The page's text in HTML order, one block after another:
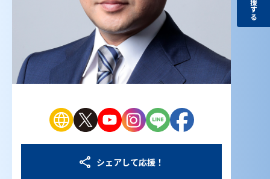
シェアして応援！